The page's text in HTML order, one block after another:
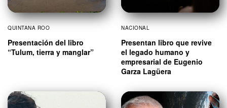
QUINTANA ROO
Presentación del libro
“Tulum, tierra y manglar”
NACIONAL
Presentan libro que revive
el legado humano y
empresarial de Eugenio
Garza Lagüera